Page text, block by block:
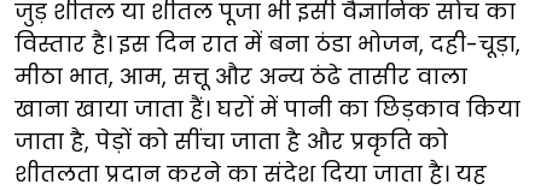
जुड़ शीतल या शीतल पूजा भी इसी वैज्ञानिक सोच का
विस्तार है। इस दिन रात में बना ठंडा भोजन, दही-चूड़ा,
मीठा भात, आम, सत्तू और अन्य ठंढे तासीर वाला
खाना खाया जाता हैं। घरों में पानी का छिड़काव किया
जाता है, पेड़ों को सींचा जाता है और प्रकृति को
शीतलता प्रदान करने का संदेश दिया जाता है। यह